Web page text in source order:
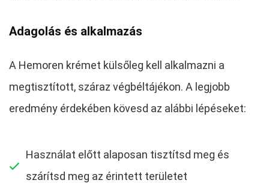
Adagolás és alkalmazás
A Hemoren krémet külsőleg kell alkalmazni a
megtisztított, száraz végbéltájékon. A legjobb
eredmény érdekében kövesd az alábbi lépéseket:
Használat előtt alaposan tisztítsd meg és
szárítsd meg az érintett területet